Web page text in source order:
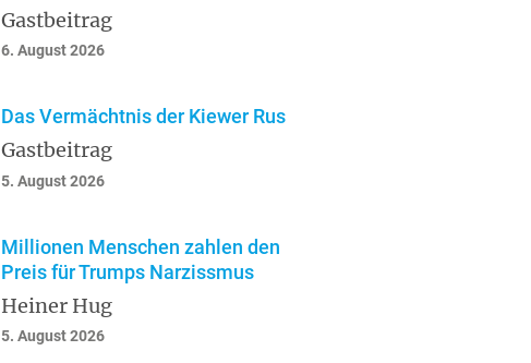
Gastbeitrag
6. August 2026
Das Vermächtnis der Kiewer Rus
Gastbeitrag
5. August 2026
Millionen Menschen zahlen den
Preis für Trumps Narzissmus
Heiner Hug
5. August 2026